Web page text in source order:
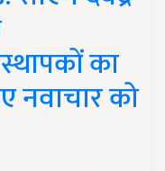
का
नवाचार को